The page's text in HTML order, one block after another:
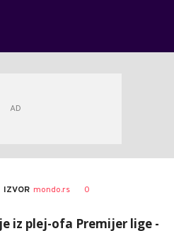
IZVOR mondo.rs 0
iz plej-ofa Premijer lige -